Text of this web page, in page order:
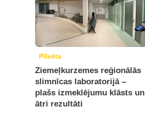
Pilsēta
Ziemeļkurzemes reģionālās
slimnīcas laboratorijā –
plašs izmeklējumu klāsts un
ātri rezultāti